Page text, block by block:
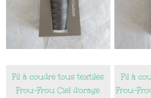
Fil à coudre tous textiles
Frou-Frou Ciel d'orage
Fil à
Frou-